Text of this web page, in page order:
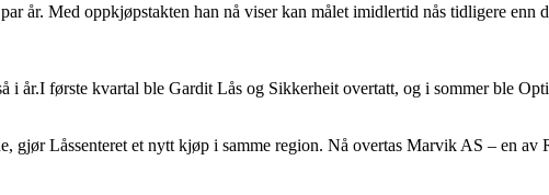
år. Med oppkjøpstakten han nå viser kan målet imidlertid nås tidligere enn
i år.I første kvartal ble Gardit Lås og Sikkerheit overtatt, og i sommer ble
Låssenteret et nytt kjøp i samme region. Nå overtas Marvik AS – en av